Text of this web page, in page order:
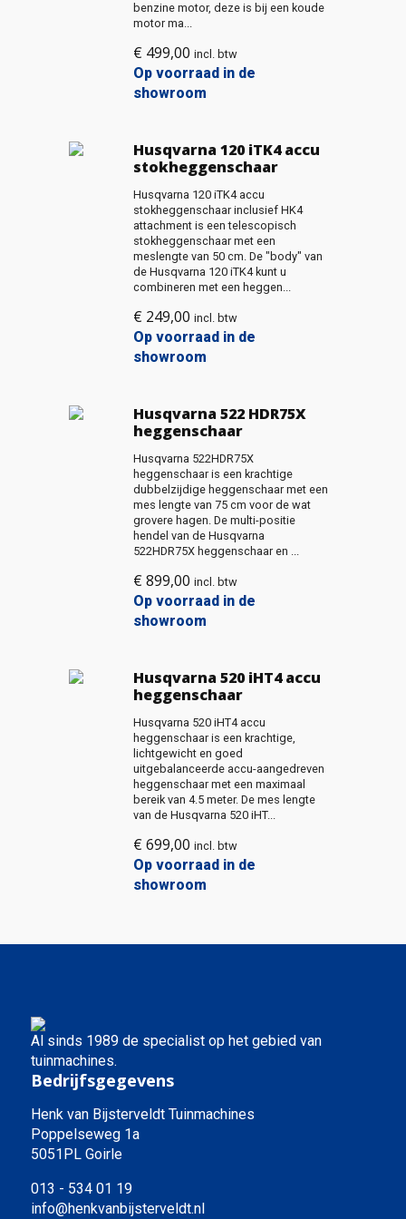
benzine motor, deze is bij een koude
motor ma...
€ 499,00 incl. btw
Op voorraad in de
showroom
Husqvarna 120 iTK4 accu
stokheggenschaar
Husqvarna 120 iTK4 accu
stokheggenschaar inclusief HK4
attachment is een telescopisch
stokheggenschaar met een
meslengte van 50 cm. De "body" van
de Husqvarna 120 iTK4 kunt u
combineren met een heggen...
€ 249,00 incl. btw
Op voorraad in de
showroom
Husqvarna 522 HDR75X
heggenschaar
Husqvarna 522HDR75X
heggenschaar is een krachtige
dubbelzijdige heggenschaar met een
mes lengte van 75 cm voor de wat
grovere hagen. De multi-positie
hendel van de Husqvarna
522HDR75X heggenschaar en ...
€ 899,00 incl. btw
Op voorraad in de
showroom
Husqvarna 520 iHT4 accu
heggenschaar
Husqvarna 520 iHT4 accu
heggenschaar is een krachtige,
lichtgewicht en goed
uitgebalanceerde accu-aangedreven
heggenschaar met een maximaal
bereik van 4.5 meter. De mes lengte
van de Husqvarna 520 iHT...
€ 699,00 incl. btw
Op voorraad in de
showroom
Al sinds 1989 de specialist op het gebied van
tuinmachines.
Bedrijfsgegevens
Henk van Bijsterveldt Tuinmachines
Poppelseweg 1a
5051PL Goirle
013 - 534 01 19
info@henkvanbijsterveldt.nl